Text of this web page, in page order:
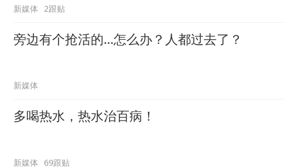
新媒体 2跟贴
旁边有个抢活的…怎么办？人都过去了？
新媒体
多喝热水，热水治百病！
新媒体 69跟贴